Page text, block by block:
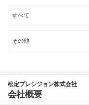
すべて
その他
松定プレシジョン株式会社
会社概要